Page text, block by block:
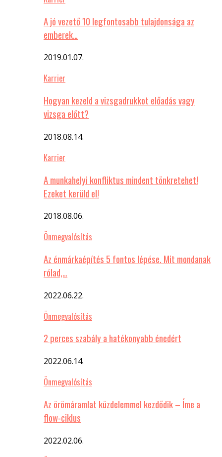
A jó vezető 10 legfontosabb tulajdonsága az
emberek…
2019.01.07.
Karrier
Hogyan kezeld a vizsgadrukkot előadás vagy
vizsga előtt?
2018.08.14.
Karrier
A munkahelyi konfliktus mindent tönkretehet!
Ezeket kerüld el!
2018.08.06.
Önmegvalósítás
Az énmárkaépítés 5 fontos lépése. Mit mondanak
rólad,…
2022.06.22.
Önmegvalósítás
2 perces szabály a hatékonyabb énedért
2022.06.14.
Önmegvalósítás
Az örömáramlat küzdelemmel kezdődik – Íme a
flow-ciklus
2022.02.06.